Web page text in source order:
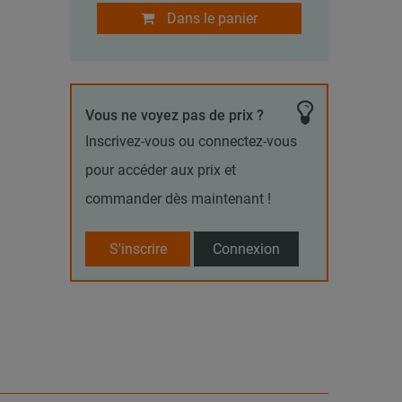
Dans le panier
Vous ne voyez pas de prix ?
Inscrivez-vous ou connectez-vous
pour accéder aux prix et
commander dès maintenant !
S'inscrire Connexion